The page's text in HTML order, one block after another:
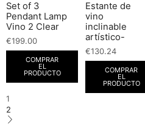
Set of 3
Pendant Lamp
Vino 2 Clear
€199.00
COMPRAR
EL
PRODUCTO
Estante de
vino
inclinable
artístico-
€130.24
COMPRAR
EL
PRODUCTO
1
2